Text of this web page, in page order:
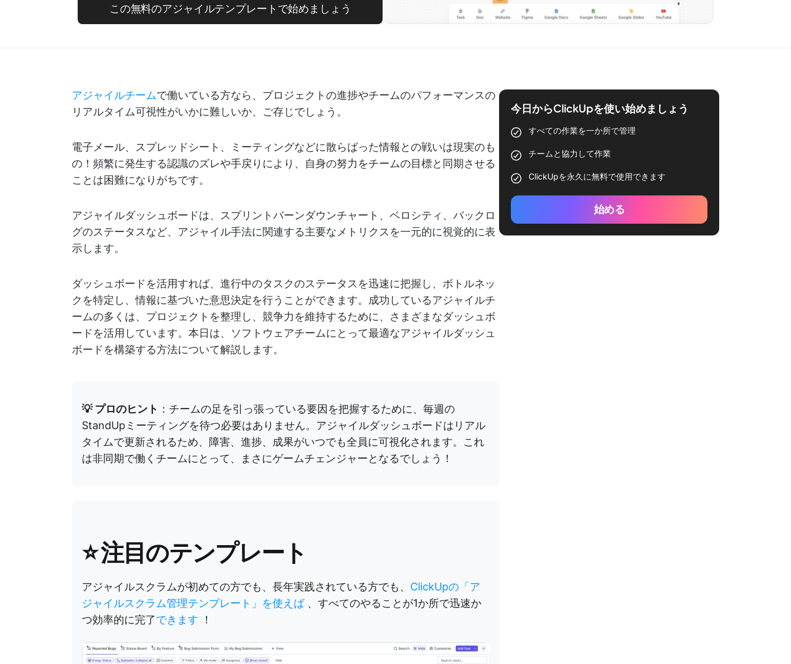
この無料のアジャイルテンプレートで始めましょう
アジャイルチームで働いている方なら、プロジェクトの進捗やチームのパフォーマンスの
リアルタイム可視性がいかに難しいか、ご存じでしょう。
電子メール、スプレッドシート、ミーティングなどに散らばった情報との戦いは現実のも
の！頻繁に発生する認識のズレや手戻りにより、自身の努力をチームの目標と同期させる
ことは困難になりがちです。
アジャイルダッシュボードは、スプリントバーンダウンチャート、ベロシティ、バックロ
グのステータスなど、アジャイル手法に関連する主要なメトリクスを一元的に視覚的に表
示します。
ダッシュボードを活用すれば、進行中のタスクのステータスを迅速に把握し、ボトルネッ
クを特定し、情報に基づいた意思決定を行うことができます。成功しているアジャイルチ
ームの多くは、プロジェクトを整理し、競争力を維持するために、さまざまなダッシュボ
ードを活用しています。本日は、ソフトウェアチームにとって最適なアジャイルダッシュ
ボードを構築する方法について解説します。
💡 プロのヒント ：チームの足を引っ張っている要因を把握するために、毎週の
StandUpミーティングを待つ必要はありません。アジャイルダッシュボードはリアル
タイムで更新されるため、障害、進捗、成果がいつでも全員に可視化されます。これ
は非同期で働くチームにとって、まさにゲームチェンジャーとなるでしょう！
⭐注目のテンプレート
アジャイルスクラムが初めての方でも、長年実践されている方でも、 ClickUpの「ア
ジャイルスクラム管理テンプレート」を使えば 、すべてのやることが1か所で迅速か
つ効率的に完了できます ！
今日からClickUpを使い始めましょう
すべての作業を一か所で管理
チームと協力して作業
ClickUpを永久に無料で使用できます
始める